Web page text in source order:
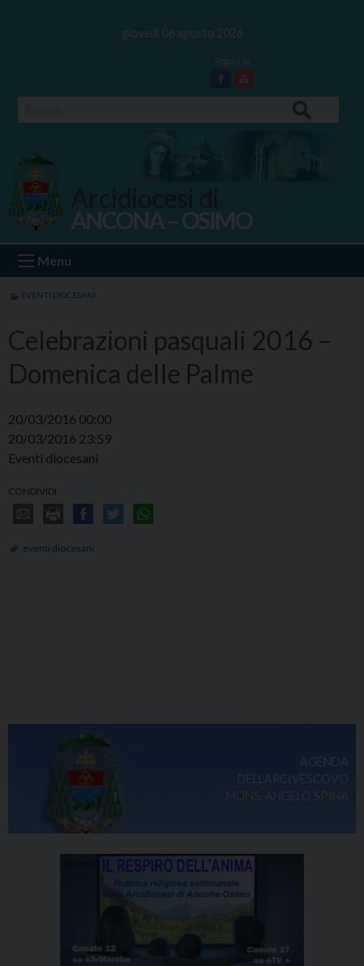
giovedì 06 agosto 2026
Facebook
Youtube
Ancona Osimo
ANCONA – OSIMO
Menu
EVENTI DIOCESANI
Celebrazioni pasquali 2016 –
Domenica delle Palme
20/03/2016 00:00
20/03/2016 23:59
Eventi diocesani
CONDIVIDI
eventi diocesani
AGENDA
DELL'ARCIVESCOVO
MONS. ANGELO SPINA